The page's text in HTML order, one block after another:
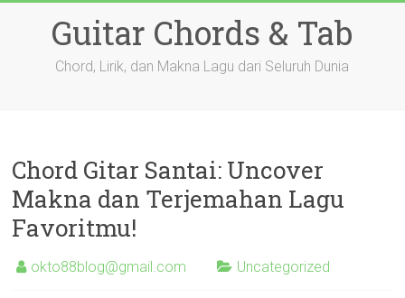
Guitar Chords & Tab
Chord, Lirik, dan Makna Lagu dari Seluruh Dunia
Chord Gitar Santai: Uncover
Makna dan Terjemahan Lagu
Favoritmu!
okto88blog@gmail.com Uncategorized